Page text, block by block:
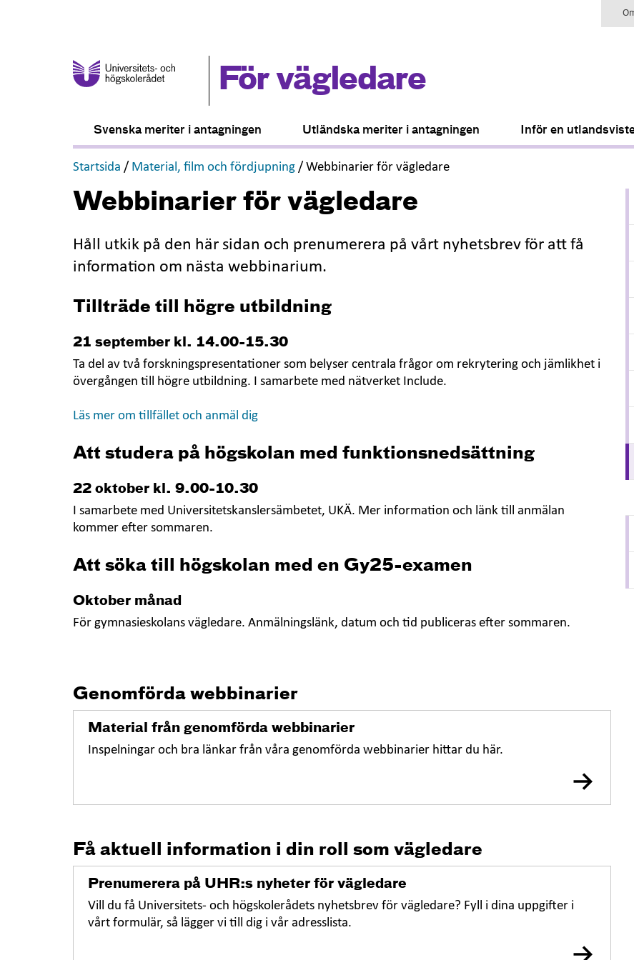
För vägledare
Svenska meriter i antagningen Utländska meriter i antagningen Inför en
Startsida ,
/ Material, film och fördjupning ,
/ Webbinarier för vägledare,
Webbinarier för vägledare
Håll utkik på den här sidan och prenumerera på vårt nyhetsbrev för att få
information om nästa webbinarium.
Tillträde till högre utbildning
21 september kl. 14.00-15.30
Ta del av två forskningspresentationer som belyser centrala frågor om rekrytering och jämlikhet i
övergången till högre utbildning. I samarbete med nätverket Include.
Läs mer om tillfället och anmäl dig
Att studera på högskolan med funktionsnedsättning
22 oktober kl. 9.00-10.30
I samarbete med Universitetskanslersämbetet, UKÄ. Mer information och länk till anmälan
kommer efter sommaren.
Att söka till högskolan med en Gy25-examen
Oktober månad
För gymnasieskolans vägledare. Anmälningslänk, datum och tid publiceras efter sommaren.
Genomförda webbinarier
Öppna
i
Material från genomförda webbinarier
Inspelningar och bra länkar från våra genomförda webbinarier hittar du här.
Få aktuell information i din roll som vägledare
Öppna
i
nytt
Prenumerera på UHR:s nyheter för vägledare
Vill du få Universitets- och högskolerådets nyhetsbrev för vägledare? Fyll i dina uppgifter i
vårt formulär, så lägger vi till dig i vår adresslista.